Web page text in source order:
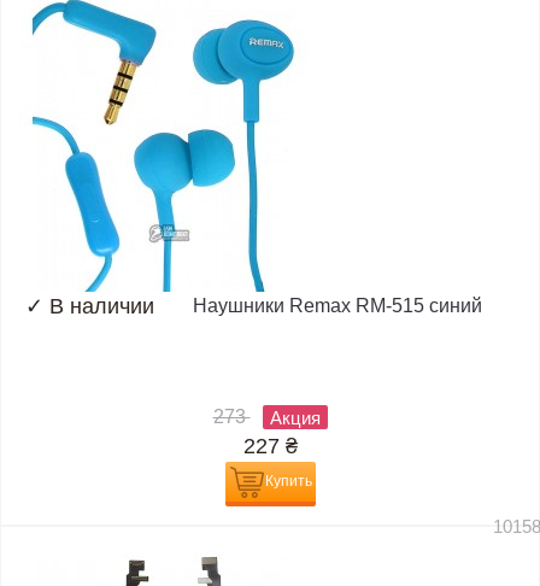
✓ В наличии Наушники Remax RM-515 синий
273 Акция
227 ₴
Купить